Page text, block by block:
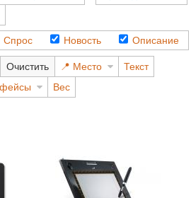
Спрос Новость Описание
Очистить Место
Текст
Вес